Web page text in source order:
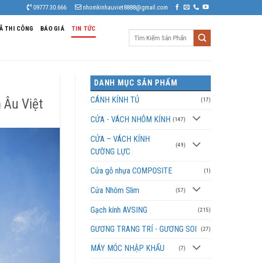
09777.30.666 nhomkinhauviet8888@gmail.com
THI CÔNG BÁO GIÁ TIN TỨC
Âu Việt
DANH MỤC SẢN PHẨM
CÁNH KÍNH TỦ
(17)
CỬA - VÁCH NHÔM KÍNH (147)
CỬA – VÁCH KÍNH
CƯỜNG LỰC
(49)
Cửa gỗ nhựa COMPOSITE (1)
Cửa Nhôm Slim (57)
Gạch kính AVSING (215)
GƯƠNG TRANG TRÍ - GƯƠNG SOI (27)
MÁY MÓC NHẬP KHẨU (7)